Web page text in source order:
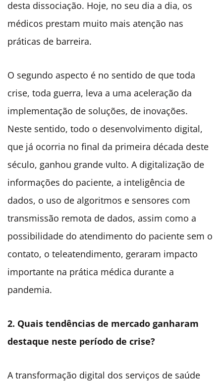
desta dissociação. Hoje, no seu dia a dia, os
médicos prestam muito mais atenção nas
práticas de barreira.
O segundo aspecto é no sentido de que toda
crise, toda guerra, leva a uma aceleração da
implementação de soluções, de inovações.
Neste sentido, todo o desenvolvimento digital,
que já ocorria no final da primeira década deste
século, ganhou grande vulto. A digitalização de
informações do paciente, a inteligência de
dados, o uso de algoritmos e sensores com
transmissão remota de dados, assim como a
possibilidade do atendimento do paciente sem o
contato, o teleatendimento, geraram impacto
importante na prática médica durante a
pandemia.
2. Quais tendências de mercado ganharam
destaque neste período de crise?
A transformação digital dos serviços de saúde